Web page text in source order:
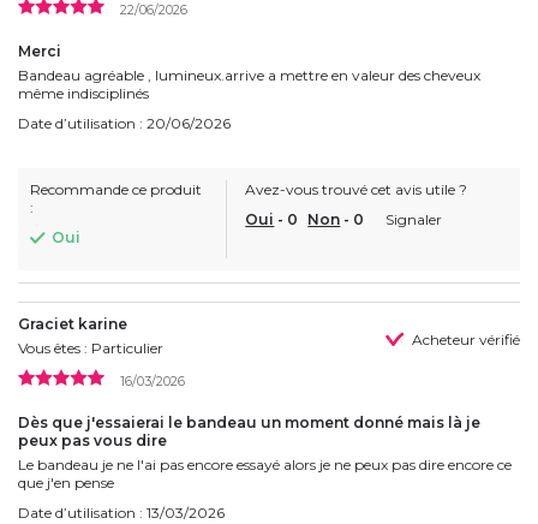
22/06/2026
Merci
Bandeau agréable , lumineux.arrive a mettre en valeur des cheveux
même indisciplinés
Date d’utilisation : 20/06/2026
Recommande ce produit
:
Oui
Avez-vous trouvé cet avis utile ?
Oui - 0 Non - 0 Signaler
Graciet karine
Vous êtes : Particulier
Acheteur vérifié
16/03/2026
Dès que j'essaierai le bandeau un moment donné mais là je
peux pas vous dire
Le bandeau je ne l'ai pas encore essayé alors je ne peux pas dire encore ce
que j'en pense
Date d’utilisation : 13/03/2026